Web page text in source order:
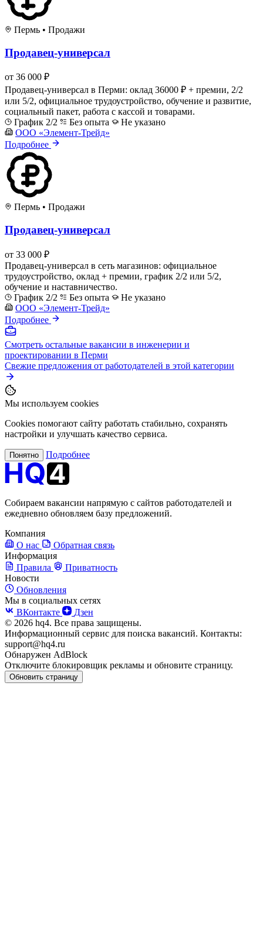
Пермь • Продажи
Продавец-универсал
от 36 000 ₽
Продавец-универсал в Перми: оклад 36000 ₽ + премии, 2/2
или 5/2, официальное трудоустройство, обучение и развитие,
социальный пакет, работа с кассой и товарами.
График 2/2
Без опыта
Не указано
ООО «Элемент-Трейд»
Подробнее
Пермь • Продажи
Продавец-универсал
от 33 000 ₽
Продавец-универсал в сеть магазинов: официальное
трудоустройство, оклад + премии, график 2/2 или 5/2,
обучение и наставничество.
График 2/2
Без опыта
Не указано
ООО «Элемент-Трейд»
Подробнее
Смотреть остальные вакансии в инженерии и
проектировании в Перми
Свежие предложения от работодателей в этой категории
Мы используем cookies
Cookies помогают сайту работать стабильно, сохранять
настройки и улучшать качество сервиса.
Понятно Подробнее
Собираем вакансии напрямую с сайтов работодателей и
ежедневно обновляем базу предложений.
Компания
О нас
Обратная связь
Информация
Правила
Приватность
Новости
Обновления
Мы в социальных сетях
ВКонтакте
Дзен
© 2026 hq4. Все права защищены.
Информационный сервис для поиска вакансий. Контакты:
support@hq4.ru
Обнаружен AdBlock
Отключите блокировщик рекламы и обновите страницу.
Обновить страницу